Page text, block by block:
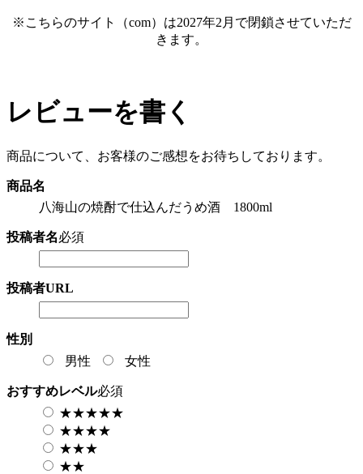
※こちらのサイト（com）は2027年2月で閉鎖させていただ
きます。
レビューを書く
商品について、お客様のご感想をお待ちしております。
商品名
八海山の焼酎で仕込んだうめ酒 1800ml
投稿者名必須
投稿者URL
性別
男性
女性
おすすめレベル必須
★★★★★
★★★★
★★★
★★